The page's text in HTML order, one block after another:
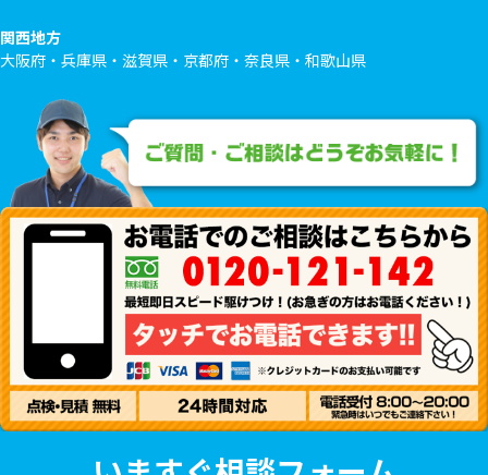
関西地方
大阪府・兵庫県・滋賀県・京都府・奈良県・和歌山県